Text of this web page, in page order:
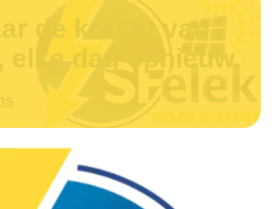
de kracht van
elke dag opnieuw.